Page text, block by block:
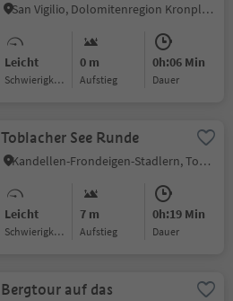
San Vigilio, Dolomitenregion Kronplatz
Leicht
Schwierigkeitsgrad
0 m
Aufstieg
0h:06 Min
Dauer
Toblacher See Runde
Kandellen-Frondeigen-Stadlern, Toblach, Dolomitenregion 3 Zinnen
Leicht
Schwierigkeitsgrad
7 m
Aufstieg
0h:19 Min
Dauer
Bergtour auf das